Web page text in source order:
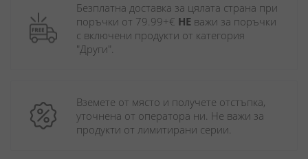
Безплатна доставка за цялата страна при
поръчки от 79.99+€ НЕ важи за поръчки
с включени продукти от категория
"Други".
Вземете от място и получете отстъпка,
уточнена от оператора ни. Не важи за
продукти от лимитирани серии.